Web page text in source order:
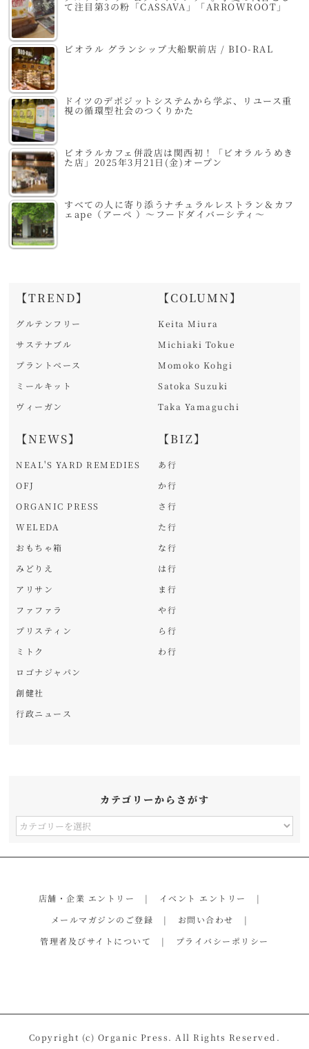
て注目第3の粉「CASSAVA」「ARROWROOT」
ビオラル グランシップ大船駅前店 / BIO-RAL
ドイツのデポジットシステムから学ぶ、リユース重
視の循環型社会のつくりかた
ビオラルカフェ併設店は関西初！「ビオラルうめき
た店」2025年3月21日(金)オープン
すべての人に寄り添うナチュラルレストラン＆カフ
ェape（アーペ ）～フードダイバーシティ～
【TREND】
グルテンフリー
サステナブル
プラントベース
ミールキット
ヴィーガン
【NEWS】
NEAL'S YARD REMEDIES
OFJ
ORGANIC PRESS
WELEDA
おもちゃ箱
みどりえ
アリサン
ファファラ
プリスティン
ミトク
ロゴナジャパン
創健社
行政ニュース
【COLUMN】
Keita Miura
Michiaki Tokue
Momoko Kohgi
Satoka Suzuki
Taka Yamaguchi
【BIZ】
あ行
か行
さ行
た行
な行
は行
ま行
や行
ら行
わ行
カテゴリーからさがす
カ
店舗・企業 エントリー
イベント エントリー
メールマガジンのご登録
お問い合わせ
管理者及びサイトについて
プライバシーポリシー
Copyright (c) Organic Press. All Rights Reserved.